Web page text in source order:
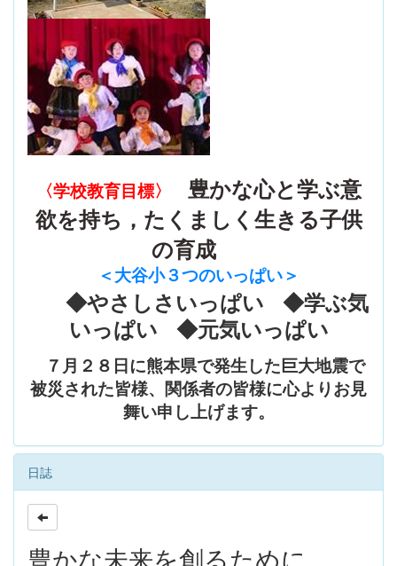
〈学校教育目標〉
豊かな心と学ぶ意
欲を持ち，たくましく生きる子供
の育成
＜大谷小３つのいっぱい＞
◆やさしさいっぱい ◆学ぶ気
いっぱい ◆元気いっぱい
７月２８日に熊本県で発生した巨大地震で
被災された皆様、関係者の皆様に心よりお見
舞い申し上げます。
日誌
豊かな未来を創るために